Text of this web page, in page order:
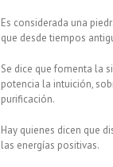
Es considerada una
que desde tiempos
Se dice que fomenta la
potencia la intuición,
purificación.
Hay quienes dicen que
las energías positivas.